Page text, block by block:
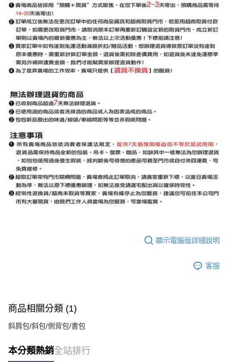
顯示電腦版詳細說明
客服
商品相關分類 (1)
斜肩包/斜包/側背包/書包
本分類熱銷全站排行